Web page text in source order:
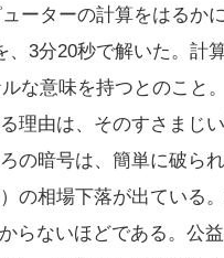
ーターの計算をはるか
3分20秒で解いた。計
な意味を持つとのこと。
理由は、そのすさまじ
の暗号は、簡単に破ら
の相場下落が出ている
らないほどである。公